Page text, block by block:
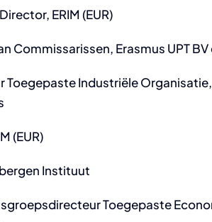
ERIM (EUR)
Commissarissen, Erasmus UPT BV
Toegepaste Industriële
(EUR)
Instituut
Toegepaste